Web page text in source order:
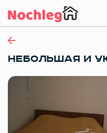
НЕБОЛЬШАЯ И